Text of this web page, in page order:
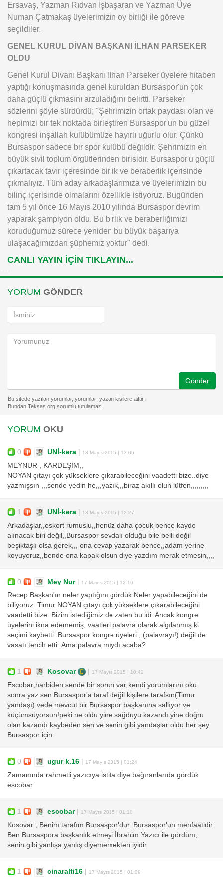
Ersavaş, Yazman Rıdvan İşbaşaran ve Yazman Üye
Numan Çatmakaş üyelerimizin oy birliği ile göreve
seçildiler.
GENEL KURUL DİVAN BAŞKANI İLHAN PARSEKER
OLDU
Genel Kurul Divanı Başkanı İlhan Parseker üyelere hitaben
yaptığı konuşmasında genel kuruldan Bursaspor'un çok
daha güçlü çıkmasını arzuladığını belirtti. Parseker
sözlerini şöyle sürdürdü; "Şehrimizin ortak paydası olan ve
hepimizi bir tek noktada birleştiren Bursaspor'un bu güzel
kongresi inşallah kulübümüze hayırlı uğurlu olur. Çünkü
Bursaspor sadece bir spor kulübü değildir. Şehrimizin en
büyük sivil toplum örgütlerinden birisidir. Bursaspor'u güçlü
çıkartacak tavır içeresinde birlik ve beraberlik içerisinde
çıkmalıyız. Tüm aday arkadaşlarımıza ve üyelerimizin bu
bilinç içerisinde olmalarını özellikle istiyoruz. Bugünden
tam 5 yıl önce 16 Mayıs 2010 yılında Bursaspor devrim
yaparak şampiyon oldu. Bu birlik ve beraberliğimizi
koruduğumuz sürece yeniden bu büyük başarıya
ulaşacağımızdan şüphemiz yoktur" dedi.
CANLI YAYIN İÇİN TIKLAYIN...
YORUM GÖNDER
Gönder
YORUM OKU
0 UNİ-kera 18 Mayıs 2015 | 13:06
MEYNUR , KARDEŞİM,,
NOYAN çıtayı çok yükseklere çıkarabileceğini vaadetti bize..diye
yazmışsın ,,,sende yedin he,,,yazık,,,biraz akıllı olun lütfen,,,,,,,,,
1 UNİ-kera 18 Mayıs 2015 | 12:27
Arkadaşlar,,eskort rumuslu,,henüz daha çocuk bence kayde
alınacak biri değil,,Bursaspor sevdalı olduğu bile belli değil
beşiktaşlı olsa gerek,,, ona cevap yazarak bence,,adam yerine
koyuyoruz,,bende ona kapak olsun diye yazdım merak etmesin,,,,
0 Mey Nur| 17 Mayıs 2015 | 12:10
Recep Başkan'ın neler yaptığını gördük.Neler yapabileceğini de
biliyoruz..Timur NOYAN çıtayı çok yükseklere çıkarabileceğini
vaadetti bize..Bizim istediğimiz de zaten bu idi. Ancak kongre
üyelerini ikna edememiş, vaatleri palavra olarak algılanmış ki
seçimi kaybetti..Bursaspor kongre üyeleri , (palavrayı!) değil de
vasatı tercih etti..Ama palavra mıydı acaba?
1 Kosovar 17 Mayıs 2015 | 10:42
Escobar;harbiden sende bir sorun var kendi yorumlarını oku
sonra yaz.sen Bursaspor'a taraf değil kişilere tarafsın(Timur
yandaşı).vede mevcut bir Bursaspor başkanına sallıyor ve
küçümsüyorsun!peki ne oldu yine sağduyu kazandı yine doğru
olan kazandı.kaybeden sen ve senin gibi yandaşlar oldu.her şey
Bursaspor için.
0 ugur k.16 17 Mayıs 2015 | 01:24
Zamanında rahmetli yazıcıya istifa diye bağıranlarıda gördük
escobar
1 escobar| 17 Mayıs 2015 | 01:10
Kosovar ; Benim tarafım Bursaspor'dur. Bursaspor'un menfaatidir.
Ben Bursaspora başkanlık etmeyi İbrahim Yazıcı ile gördüm,
senin gibi yanlışa yanlış diyememekten iyidir
1 cinaralti16 17 Mayıs 2015 | 01:09